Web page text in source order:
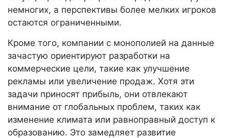
немногих, а перспективы более мелких игроков
остаются ограниченными.
Кроме того, компании с монополией на данные
зачастую ориентируют разработки на
коммерческие цели, такие как улучшение
рекламы или увеличение продаж. Хотя эти
задачи приносят прибыль, они отвлекают
внимание от глобальных проблем, таких как
изменение климата или равноправный доступ к
образованию. Это замедляет развитие